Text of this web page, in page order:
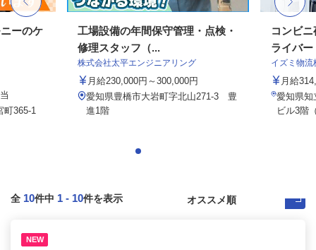
ーのケ
町365-1
工場設備の年間保守管理・点検・
修理スタッフ（...
株式会社太平エンジニアリング
月給230,000円～300,000円
愛知県豊橋市大岩町字北山271-3 豊
進1階
コンビ
ライバー
イズミ物
月給
愛知県
ビル3階
全 10件中 1 - 10件を表示
NEW